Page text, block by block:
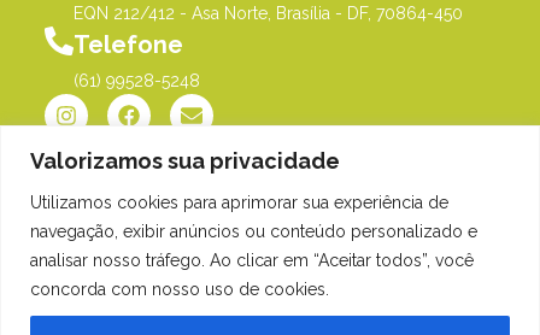
Valorizamos sua privacidade
Utilizamos cookies para aprimorar sua experiência de
navegação, exibir anúncios ou conteúdo personalizado e
analisar nosso tráfego. Ao clicar em “Aceitar todos”, você
concorda com nosso uso de cookies.
EQN 212/412 - Asa Norte, Brasília - DF, 70864-450
Telefone
(61) 99528-5248
©Me Põe na História |
Orgulhosamente desenvolvido
por Gim Digital
Política de Privacidade